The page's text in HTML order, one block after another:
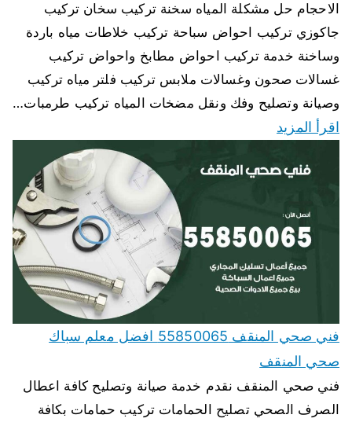
الاحجام حل مشكلة المياه سخنة تركيب سخان تركيب
جاكوزي تركيب احواض سباحة تركيب خلاطات مياه باردة
وساخنة خدمة تركيب احواض مطابخ واحواض تركيب
غسالات صحون وغسالات ملابس تركيب فلتر مياه تركيب
وصيانة وتصليح وفك ونقل مضخات المياه تركيب طرمبات…
اقرأ المزيد
فني صحي المنقف 55850065 افضل معلم سباك
صحي المنقف
فني صحي المنقف نقدم خدمة صيانة وتصليح كافة اعطال
الصرف الصحي تصليح الحمامات تركيب حمامات بكافة